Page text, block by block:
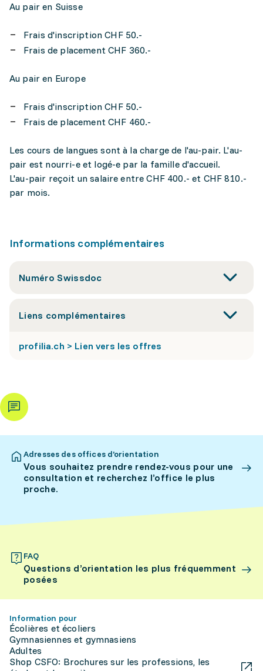
Au pair en Suisse
Frais d'inscription CHF 50.-
Frais de placement CHF 360.-
Au pair en Europe
Frais d'inscription CHF 50.-
Frais de placement CHF 460.-
Les cours de langues sont à la charge de l'au-pair. L'au-
pair est nourri-e et logé-e par la famille d'accueil.
L'au-pair reçoit un salaire entre CHF 400.- et CHF 810.-
par mois.
Informations complémentaires
Numéro Swissdoc
Liens complémentaires
profilia.ch > Lien vers les offres
Adresses des offices d’orientation
Vous souhaitez prendre rendez-vous pour une
consultation et recherchez l’office le plus
proche.
FAQ
Questions d’orientation les plus fréquemment
posées
Information pour
Écolières et écoliers
Gymnasiennes et gymnasiens
Adultes
Shop CSFO: Brochures sur les professions, les